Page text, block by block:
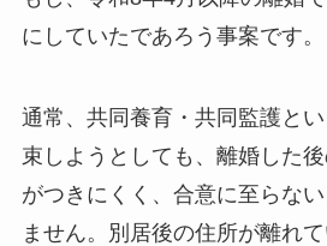
にしていたであろう事案です。
通常、共同養育・共同監護と
束しようとしても、離婚した
がつきにくく、合意に至らな
ません。別居後の住所が離れ